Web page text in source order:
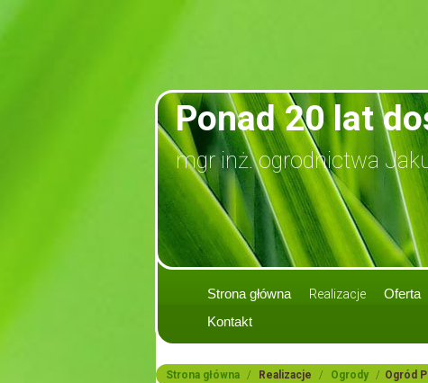
Ponad 20 lat
mgr inż. ogrodnictwa
Strona główna Realizacje Oferta
Kontakt
Strona główna / Realizacje / Ogrody / Ogród